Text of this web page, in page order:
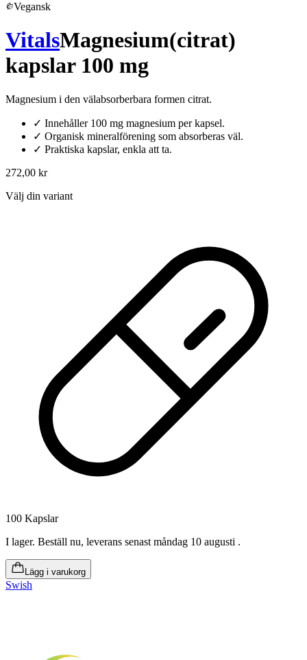
Vegansk
VitalsMagnesium(citrat)
kapslar 100 mg
Magnesium i den välabsorberbara formen citrat.
✓ Innehåller 100 mg magnesium per kapsel.
✓ Organisk mineralförening som absorberas väl.
✓ Praktiska kapslar, enkla att ta.
272,00 kr
Välj din variant
100 Kapslar
I lager. Beställ nu, leverans senast måndag 10 augusti .
Lägg i varukorg
Swish